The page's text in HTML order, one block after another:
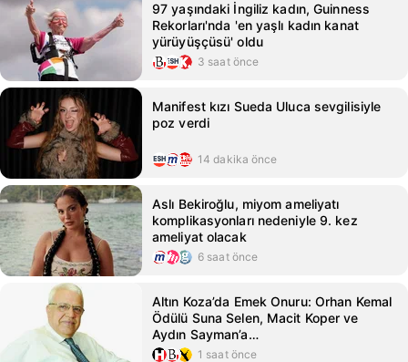
97 yaşındaki İngiliz kadın, Guinness
Rekorları'nda 'en yaşlı kadın kanat
yürüyüşçüsü' oldu
3 saat önce
Manifest kızı Sueda Uluca sevgilisiyle
poz verdi
14 dakika önce
Aslı Bekiroğlu, miyom ameliyatı
komplikasyonları nedeniyle 9. kez
ameliyat olacak
6 saat önce
Altın Koza’da Emek Onuru: Orhan Kemal
Ödülü Suna Selen, Macit Koper ve
Aydın Sayman’a…
1 saat önce